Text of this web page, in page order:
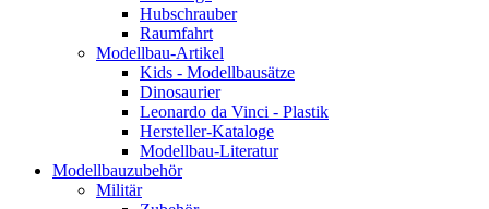
Hubschrauber
Raumfahrt
Modellbau-Artikel
Kids - Modellbausätze
Dinosaurier
Leonardo da Vinci - Plastik
Hersteller-Kataloge
Modellbau-Literatur
Modellbauzubehör
Militär